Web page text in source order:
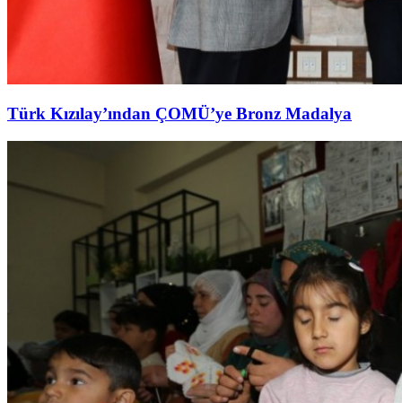
Türk Kızılay’ından ÇOMÜ’ye Bronz Madalya